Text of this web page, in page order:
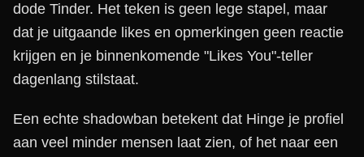
dode Tinder. Het teken is geen lege stapel, maar
dat je uitgaande likes en opmerkingen geen reactie
krijgen en je binnenkomende "Likes You"-teller
dagenlang stilstaat.
Een echte shadowban betekent dat Hinge je profiel
aan veel minder mensen laat zien, of het naar een